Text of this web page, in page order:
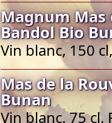
Magnum Mas
Bandol Bio
Vin blanc, 150
Mas de la
Bunan
Vin blanc, 75 cl,